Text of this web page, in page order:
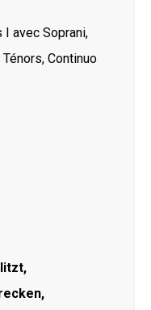
I avec Soprani,
Continuo